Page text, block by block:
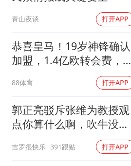
青山夜谈 打开APP
恭喜皇马！19岁神锋确认
加盟，1.4亿欧转会费，维
88体育 打开APP
郭正亮驳斥张维为教授观
点你算什么啊，吹牛没
吉罗很快乐 391跟贴 打开APP